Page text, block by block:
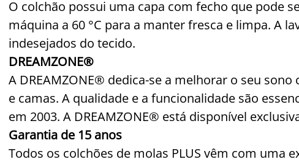
O colchão possui uma capa com fecho que pode
máquina a 60 °C para a manter fresca e limpa. A
indesejados do tecido.
DREAMZONE®
A DREAMZONE® dedica-se a melhorar o seu
e camas. A qualidade e a funcionalidade são
em 2003. A DREAMZONE® está disponível
Garantia de 15 anos
Todos os colchões de molas PLUS vêm com uma